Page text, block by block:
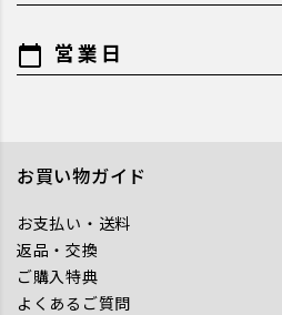
calendar_today 営業日
お買い物ガイド
お支払い・送料
返品・交換
ご購入特典
よくあるご質問